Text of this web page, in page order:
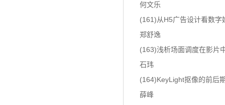
何文乐
(161)从H5广告设计看数字
郑舒逸
(163)浅析场面调度在影片
石玮
(164)KeyLight抠像的前后
薛峰